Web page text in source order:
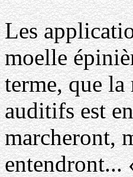
Les
moelle
terme, que
auditifs est
marcheront,
entendront...